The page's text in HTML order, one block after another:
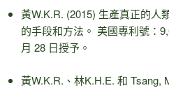
黃W.K.R. (2015) 生產真正的人
的手段和方法。 美國專利號：
月 28 日授予。
黃W.K.R.、林K.H.E. 和 Tsang,